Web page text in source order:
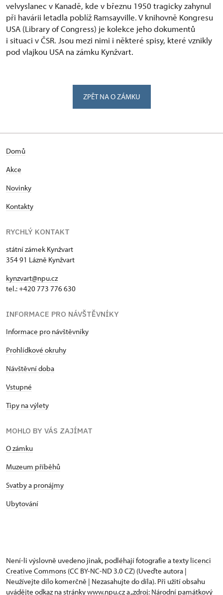
velvyslanec v Kanadě, kde v březnu 1950 tragicky zahynul
při havárii letadla poblíž Ramsayville. V knihovně Kongresu
USA (Library of Congress) je kolekce jeho dokumentů
i situaci v ČSR. Jsou mezi nimi i některé spisy, které vznikly
pod vlajkou USA na zámku Kynžvart.
ZPĚT NA O ZÁMKU
Domů
Akce
Novinky
Kontakty
RYCHLÝ KONTAKT
státní zámek Kynžvart
354 91 Lázně Kynžvart
kynzvart@npu.cz
tel.: +420 773 776 630
INFORMACE PRO NÁVŠTĚVNÍKY
Informace pro návštěvníky
Prohlídkové okruhy
Návštěvní doba
Vstupné
Tipy na výlety
MOHLO BY VÁS ZAJÍMAT
O zámku
Muzeum příběhů
Svatby a pronájmy
Ubytování
Není-li výslovně uvedeno jinak, podléhají fotografie a texty licenci
Creative Commons (CC BY-NC-ND 3.0 CZ) (Uveďte autora |
Neužívejte dílo komerčně | Nezasahujte do díla). Při užití obsahu
uvádějte odkaz na stránky www.npu.cz a „zdroj: Národní památkový